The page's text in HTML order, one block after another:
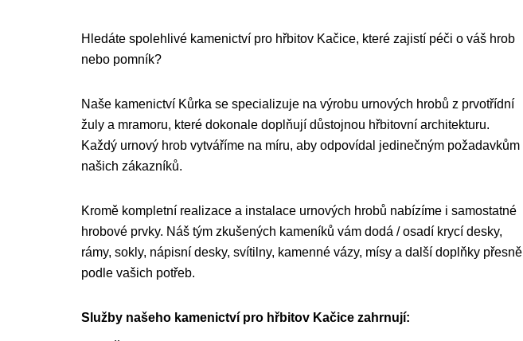
Hledáte spolehlivé kamenictví pro hřbitov Kačice, které zajistí péči o váš hrob
nebo pomník?
Naše kamenictví Kůrka se specializuje na výrobu urnových hrobů z prvotřídní
žuly a mramoru, které dokonale doplňují důstojnou hřbitovní architekturu.
Každý urnový hrob vytváříme na míru, aby odpovídal jedinečným požadavkům
našich zákazníků.
Kromě kompletní realizace a instalace urnových hrobů nabízíme i samostatné
hrobové prvky. Náš tým zkušených kameníků vám dodá / osadí krycí desky,
rámy, sokly, nápisní desky, svítilny, kamenné vázy, mísy a další doplňky přesně
podle vašich potřeb.
Služby našeho kamenictví pro hřbitov Kačice zahrnují: